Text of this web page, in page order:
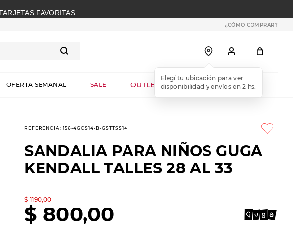
FAVORITAS
¿CÓMO COMPRAR?
OFERTA SEMANAL SALE OUTLET WEB
REFERENCIA:156-4GOS14-B-GSTTSS14
SANDALIA PARA NIÑOS GUGA
KENDALL TALLES 28 AL 33
$ 1190,00
$ 800,00